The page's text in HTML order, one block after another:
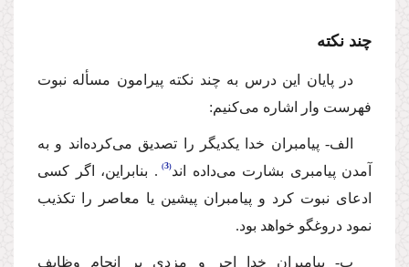
چند نكته
در پایان این درس به چند نكته پیرامون مسأله نبوت
فهرست وار اشاره مى‌كنیم:
الف- پیامبران خدا یكدیگر را تصدیق مى‌كرده‌اند و به
آمدن پیامبرى بشارت مى‌داده اند 3
. بنابراین، اگر كسى
ادعاى نبوت كرد و پیامبران پیشین یا معاصر را تكذیب
نمود دروغگو خواهد بود.
ب- پیامبران خدا اجر و مزدى بر انجام وظایف